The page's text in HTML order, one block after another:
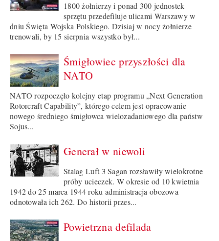
1800 żołnierzy i ponad 300 jednostek
sprzętu przedefiluje ulicami Warszawy w
dniu Święta Wojska Polskiego. Dzisiaj w nocy żołnierze
trenowali, by 15 sierpnia wszystko był...
Śmigłowiec przyszłości dla
NATO
NATO rozpoczęło kolejny etap programu „Next Generation
Rotorcraft Capability”, którego celem jest opracowanie
nowego średniego śmigłowca wielozadaniowego dla państw
Sojus...
Generał w niewoli
Stalag Luft 3 Sagan rozsławiły wielokrotne
próby ucieczek. W okresie od 10 kwietnia
1942 do 25 marca 1944 roku administracja obozowa
odnotowała ich 262. Do historii przes...
Powietrzna defilada